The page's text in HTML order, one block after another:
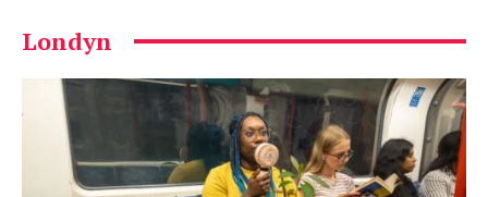
Londyn